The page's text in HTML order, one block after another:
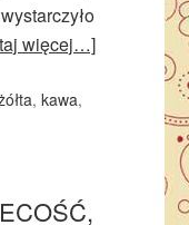
więcej…]
,kawa,